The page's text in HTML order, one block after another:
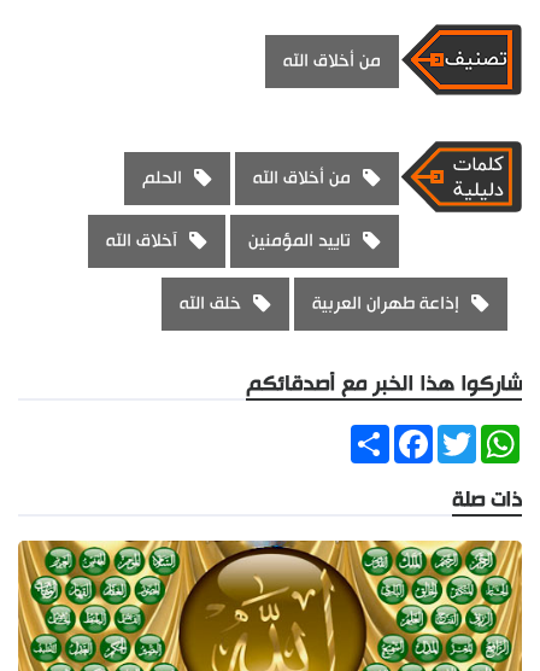
من أخلاق الله
من أخلاق الله الحلم
تاييد المؤمنين آخلاق الله
إذاعة طهران العربية خلق الله
شاركوا هذا الخبر مع أصدقائكم
ShareFacebookTwitter
WhatsApp
ذات صلة